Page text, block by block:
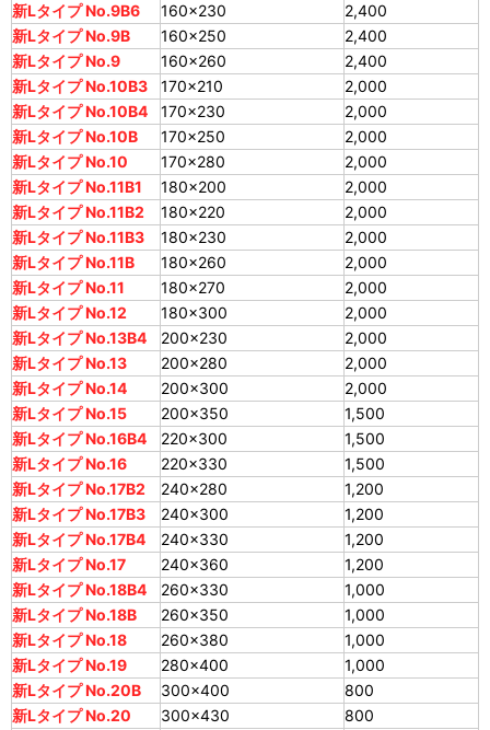
新Lタイプ No.9B6
160×230
2,400
新Lタイプ No.9B
160×250
2,400
新Lタイプ No.9
160×260
2,400
新Lタイプ No.10B3
170×210
2,000
新Lタイプ No.10B4
170×230
2,000
新Lタイプ No.10B
170×250
2,000
新Lタイプ No.10
170×280
2,000
新Lタイプ No.11B1
180×200
2,000
新Lタイプ No.11B2
180×220
2,000
新Lタイプ No.11B3
180×230
2,000
新Lタイプ No.11B
180×260
2,000
新Lタイプ No.11
180×270
2,000
新Lタイプ No.12
180×300
2,000
新Lタイプ No.13B4
200×230
2,000
新Lタイプ No.13
200×280
2,000
新Lタイプ No.14
200×300
2,000
新Lタイプ No.15
200×350
1,500
新Lタイプ No.16B4
220×300
1,500
新Lタイプ No.16
220×330
1,500
新Lタイプ No.17B2
240×280
1,200
新Lタイプ No.17B3
240×300
1,200
新Lタイプ No.17B4
240×330
1,200
新Lタイプ No.17
240×360
1,200
新Lタイプ No.18B4
260×330
1,000
新Lタイプ No.18B
260×350
1,000
新Lタイプ No.18
260×380
1,000
新Lタイプ No.19
280×400
1,000
新Lタイプ No.20B
300×400
800
新Lタイプ No.20
300×430
800